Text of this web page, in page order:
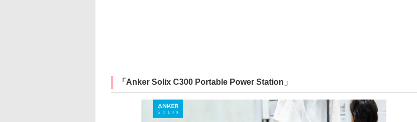
「Anker Solix C300 Portable Power Station」